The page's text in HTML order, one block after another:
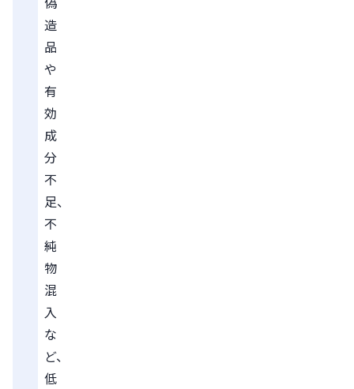
造
品
や
有
効
成
分
不
足、
不
純
物
混
入
な
ど、
低